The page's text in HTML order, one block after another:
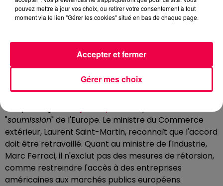
plus fédérale, plus démocratique, et capable de
défendre ses intérêts stratégiques sur la scène
UN SOUTIEN MITIGÉ AU SEIN DE LA
CLASSE POLITIQUE FRANÇAISE
Si les réactions officielles françaises sont prudentes,
rééquilibrage.
"soumission" de l'Europe. Le ministre du Commerce
extérieur, Laurent Saint-Martin, reconnaît que l'accord
doit être retravaillé. Quant au ministre de l'Industrie,
Marc Ferraci, il n'exclut pas des mesures de rétorsion,
comme restreindre l'accès à des entreprises
américaines aux marchés publics européens.
pouvez mettre à jour vos choix, ou retirer votre consentement à tout
moment via le lien "Gérer les cookies" situé en bas de chaque page.
Gérer mes choix
Accepter et fermer